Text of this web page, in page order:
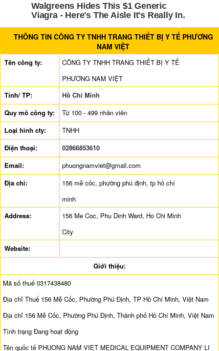
THÔNG TIN CÔNG TY TNHH TRANG THIẾT BỊ Y TẾ PHƯƠNG
NAM VIỆT
Tên công ty:
CÔNG TY TNHH TRANG THIẾT BỊ Y TẾ
PHƯƠNG NAM VIỆT
Tỉnh/ TP:
Hồ Chí Minh
Quy mô công ty:
Từ 100 - 499 nhân viên
Loại hình cty:
TNHH
Điện thoại:
02866853610
Email:
phuongnamviet@gmail.com
Địa chỉ:
156 mễ cốc, phường phú định, tp hồ chí
minh
Address:
156 Me Coc, Phu Dinh Ward, Ho Chi Minh
City
Website:
Giới thiệu:
Mã số thuế 0317438480
Địa chỉ Thuế 156 Mễ Cốc, Phường Phú Định, TP Hồ Chí Minh, Việt Nam
Địa chỉ 156 Mễ Cốc, Phường Phú Định, Thành phố Hồ Chí Minh, Việt Nam
Tình trạng Đang hoạt động
Tên quốc tế PHUONG NAM VIET MEDICAL EQUIPMENT COMPANY LI